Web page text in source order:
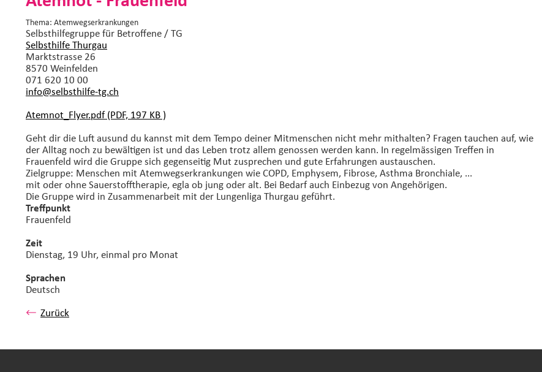
Thema: Atemwegserkrankungen
Selbsthilfegruppefür Betroffene / TG
Selbsthilfe Thurgau
Marktstrasse 26
8570 Weinfelden
071 620 10 00
info@selbsthilfe-tg.ch
Atemnot_Flyer.pdf (PDF, 197 KB )
Geht dir die Luft ausund du kannst mit dem Tempo deiner Mitmenschen nicht mehr mithalten? Fragen tauchen auf, wie
der Alltag noch zu bewältigen ist und das Leben trotz allem genossen werden kann. In regelmässigen Treffen in
Frauenfeld wird die Gruppe sich gegenseitig Mut zusprechen und gute Erfahrungen austauschen.
Zielgruppe: Menschen mit Atemwegserkrankungen wie COPD, Emphysem, Fibrose, Asthma Bronchiale, ...
mit oder ohne Sauerstofftherapie, egla ob jung oder alt. Bei Bedarf auch Einbezug von Angehörigen.
Die Gruppe wird in Zusammenarbeit mit der Lungenliga Thurgau geführt.
Treffpunkt
Frauenfeld
Zeit
Dienstag, 19 Uhr, einmal pro Monat
Sprachen
Deutsch
Zurück